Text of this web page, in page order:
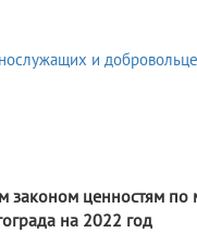
ценностям по
на 2022 год